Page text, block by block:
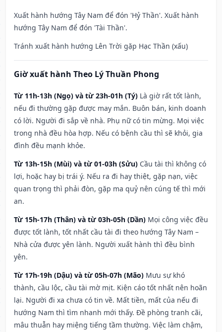
Xuất hành hướng Tây Nam để đón 'Hỷ Thần'. Xuất hành
hướng Tây Nam để đón 'Tài Thần'.
Tránh xuất hành hướng Lên Trời gặp Hạc Thần (xấu)
Giờ xuất hành Theo Lý Thuần Phong
Từ 11h-13h (Ngọ) và từ 23h-01h (Tý) Là giờ rất tốt lành,
nếu đi thường gặp được may mắn. Buôn bán, kinh doanh
có lời. Người đi sắp về nhà. Phụ nữ có tin mừng. Mọi việc
trong nhà đều hòa hợp. Nếu có bệnh cầu thì sẽ khỏi, gia
đình đều mạnh khỏe.
Từ 13h-15h (Mùi) và từ 01-03h (Sửu) Cầu tài thì không có
lợi, hoặc hay bị trái ý. Nếu ra đi hay thiệt, gặp nạn, việc
quan trọng thì phải đòn, gặp ma quỷ nên cúng tế thì mới
an.
Từ 15h-17h (Thân) và từ 03h-05h (Dần) Mọi công việc đều
được tốt lành, tốt nhất cầu tài đi theo hướng Tây Nam –
Nhà cửa được yên lành. Người xuất hành thì đều bình
yên.
Từ 17h-19h (Dậu) và từ 05h-07h (Mão) Mưu sự khó
thành, cầu lộc, cầu tài mờ mịt. Kiện cáo tốt nhất nên hoãn
lại. Người đi xa chưa có tin về. Mất tiền, mất của nếu đi
hướng Nam thì tìm nhanh mới thấy. Đề phòng tranh cãi,
mâu thuẫn hay miệng tiếng tầm thường. Việc làm chậm,